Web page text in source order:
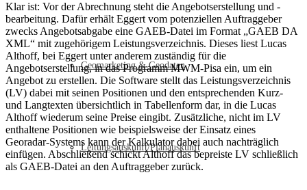
Geomarketing & Geodaten
Leitungsauskunft/Planauskunft
Klar ist: Vor der Abrechnung steht die Angebotserstellung und -
bearbeitung. Dafür erhält Eggert vom potenziellen Auftraggeber
zwecks Angebotsabgabe eine GAEB-Datei im Format „GAEB DA
XML“ mit zugehörigem Leistungsverzeichnis. Dieses liest Lucas
Althoff, bei Eggert unter anderem zuständig für die
Angebotserstellung, in das Programm MWM-Pisa ein, um ein
Angebot zu erstellen. Die Software stellt das Leistungsverzeichnis
(LV) dabei mit seinen Positionen und den entsprechenden Kurz-
und Langtexten übersichtlich in Tabellenform dar, in die Lucas
Althoff wiederum seine Preise eingibt. Zusätzliche, nicht im LV
enthaltene Positionen wie beispielsweise der Einsatz eines
Georadar-Systems kann der Kalkulator dabei auch nachträglich
einfügen. Abschließend schickt Althoff das bepreiste LV schließlich
als GAEB-Datei an den Auftraggeber zurück.